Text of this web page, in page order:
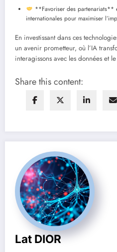
**Favoriser des partenariats**
internationales pour maximiser
En investissant dans ces
un avenir prometteur, où l’IA
interagissons avec les données et
Share this content:
Lat DIOR